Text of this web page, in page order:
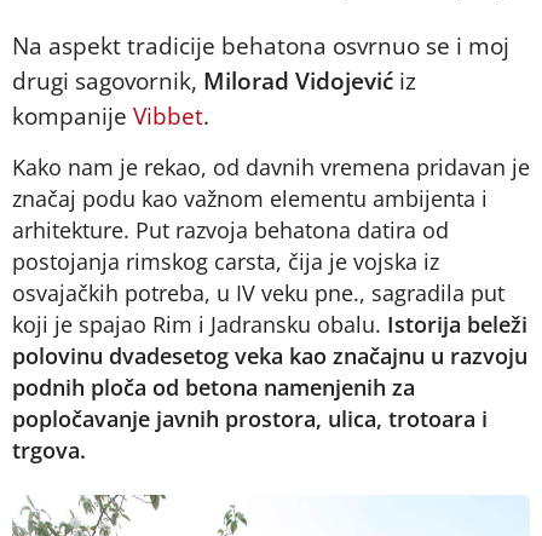
Na aspekt tradicije behatona osvrnuo se i moj
drugi sagovornik, Milorad Vidojević iz
kompanije Vibbet.
Kako nam je rekao, od davnih vremena pridavan je
značaj podu kao važnom elementu ambijenta i
arhitekture. Put razvoja behatona datira od
postojanja rimskog carsta, čija je vojska iz
osvajačkih potreba, u IV veku pne., sagradila put
koji je spajao Rim i Jadransku obalu. Istorija beleži
polovinu dvadesetog veka kao značajnu u razvoju
podnih ploča od betona namenjenih za
popločavanje javnih prostora, ulica, trotoara i
trgova.